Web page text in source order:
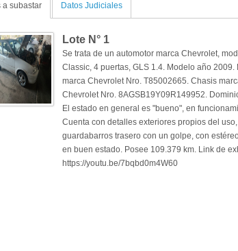
a subastar Datos Judiciales
Lote N° 1
Se trata de un automotor marca Chevrolet,
Classic, 4 puertas, GLS 1.4. Modelo año 2009.
marca Chevrolet Nro. T85002665. Chasis
Chevrolet Nro. 8AGSB19Y09R149952.
El estado en general es "bueno", en
Cuenta con detalles exteriores propios del uso,
guardabarros trasero con un golpe, con
en buen estado. Posee 109.379 km. Link de
https://youtu.be/7bqbd0m4W60